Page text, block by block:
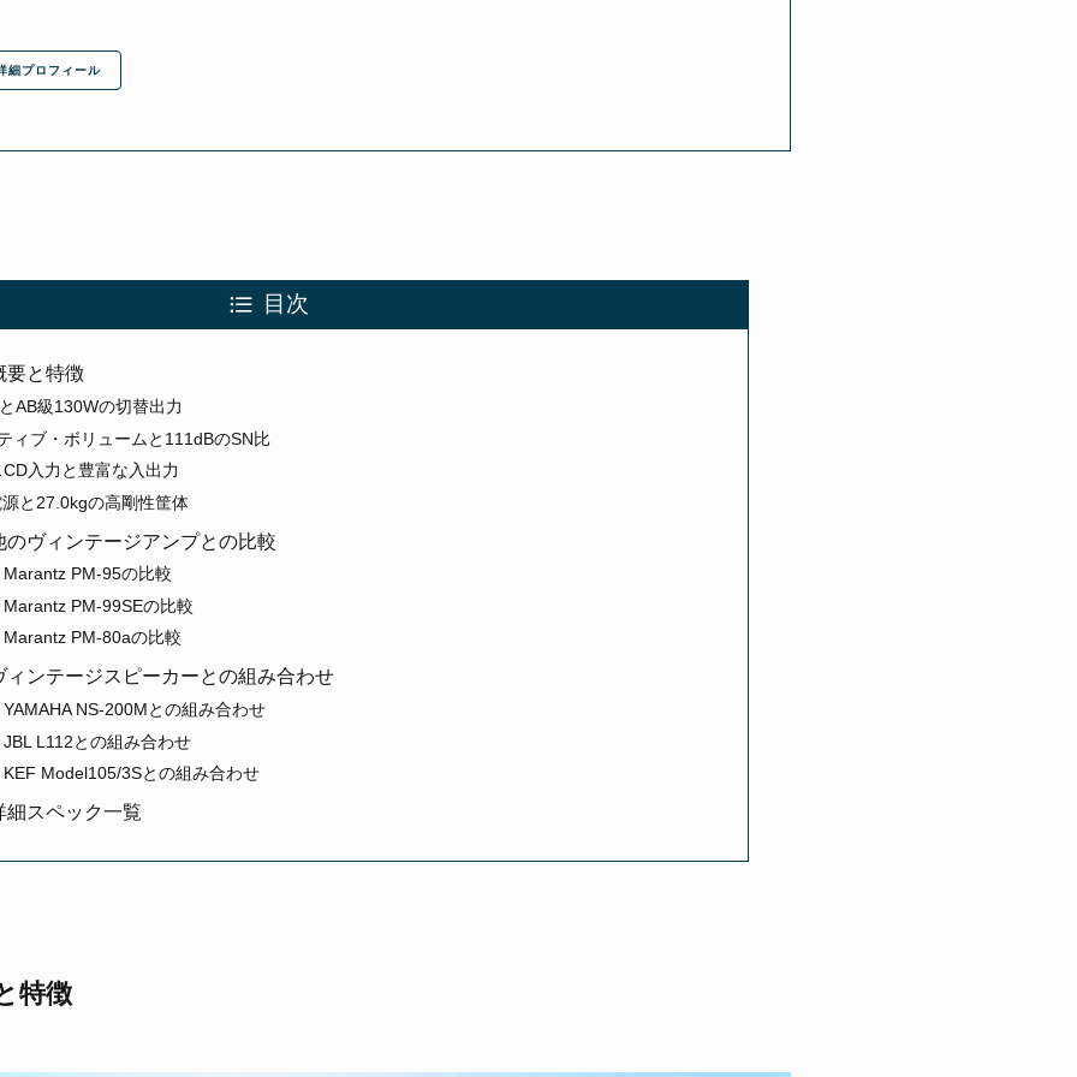
細プロフィール
目次
要と特徴
AB級130Wの切替出力
ィブ・ボリュームと111dBのSN比
入力と豊富な入出力
と27.0kgの高剛性筐体
のヴィンテージアンプとの比較
PM-95の比較
PM-99SEの比較
PM-80aの比較
ィンテージスピーカーとの組み合わせ
NS-200Mとの組み合わせ
L112との組み合わせ
Model105/3Sとの組み合わせ
細スペック一覧
特徴